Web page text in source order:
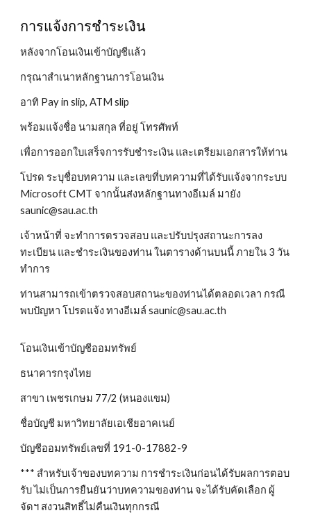
การแจ้งการชำระเงิน
หลังจากโอนเงินเข้าบัญชีแล้ว
กรุณาสำเนาหลักฐานการโอนเงิน
อาทิ Pay in slip, ATM slip
พร้อมแจ้งชื่อ นามสกุล ที่อยู่ โทรศัพท์
เพื่อการออกใบเสร็จการรับชำระเงิน และเตรียมเอกสารให้ท่าน
โปรด ระบุชื่อบทความ และเลขที่บทความที่ได้รับแจ้งจากระบบ
Microsoft CMT จากนั้นส่งหลักฐานทางอีเมล์ มายัง
saunic@sau.ac.th
เจ้าหน้าที่ จะทำการตรวจสอบ และปรับปรุงสถานะการลง
ทะเบียน และชำระเงินของท่าน ในตารางด้านบนนี้ ภายใน 3 วัน
ทำการ
ท่านสามารถเข้าตรวจสอบสถานะของท่านได้ตลอดเวลา กรณี
พบปัญหา โปรดแจ้ง ทางอีเมล์ saunic@sau.ac.th
โอนเงินเข้าบัญชีออมทรัพย์
ธนาคารกรุงไทย
สาขา เพชรเกษม 77/2 (หนองแขม)
ชื่อบัญชี มหาวิทยาลัยเอเชียอาคเนย์
บัญชีออมทรัพย์เลขที่ 191-0-17882-9
*** สำหรับเจ้าของบทความ การชำระเงินก่อนได้รับผลการตอบ
รับ ไม่เป็นการยืนยันว่าบทความของท่าน จะได้รับคัดเลือก ผู้
จัดฯ สงวนสิทธิ์ไม่คืนเงินทุกกรณี